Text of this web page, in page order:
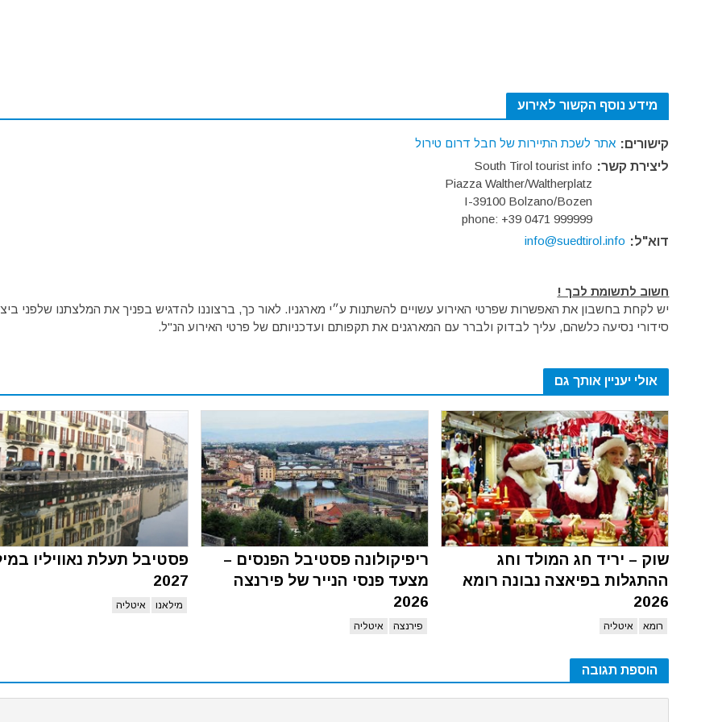
מידע נוסף הקשור לאירוע
קישורים: אתר לשכת התיירות של חבל דרום טירול
ליצירת קשר: South Tirol tourist info
Piazza Walther/Waltherplatz
I-39100 Bolzano/Bozen
phone: +39 0471 999999
דוא"ל: info@suedtirol.info
חשוב לתשומת לבך !
יש לקחת בחשבון את האפשרות שפרטי האירוע עשויים להשתנות ע״י מארגניו. לאור כך, ברצוננו להדגיש בפניך את המלצתנו שלפני
סידורי נסיעה כלשהם, עליך לבדוק ולברר עם המארגנים את תקפותם ועדכניותם של פרטי האירוע הנ"ל.
אולי יעניין אותך גם
שוק – יריד חג המולד וחג
ההתגלות בפיאצה נבונה רומא
2026
רומא איטליה
ריפיקולונה פסטיבל הפנסים –
מצעד פנסי הנייר של פירנצה
2026
פירנצה איטליה
פסטיבל תעלת נאוויליו
2027
מילאנו איטליה
הוספת תגובה